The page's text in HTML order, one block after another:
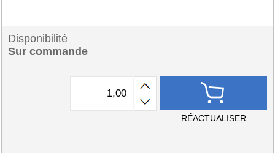
Disponibilité
Sur commande
RÉACTUALISER